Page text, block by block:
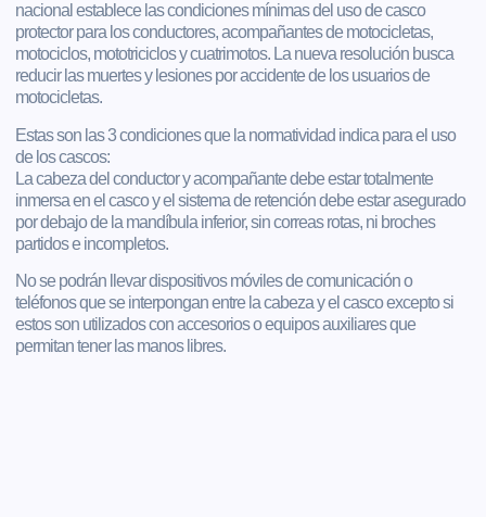
nacional establece las condiciones mínimas del uso de casco
protector para los conductores, acompañantes de motocicletas,
motociclos, mototriciclos y cuatrimotos. La nueva resolución busca
reducir las muertes y lesiones por accidente de los usuarios de
motocicletas.
Estas son las 3 condiciones que la normatividad indica para el uso
de los cascos:
La cabeza del conductor y acompañante debe estar totalmente
inmersa en el casco y el sistema de retención debe estar asegurado
por debajo de la mandíbula inferior, sin correas rotas, ni broches
partidos e incompletos.
No se podrán llevar dispositivos móviles de comunicación o
teléfonos que se interpongan entre la cabeza y el casco excepto si
estos son utilizados con accesorios o equipos auxiliares que
permitan tener las manos libres.